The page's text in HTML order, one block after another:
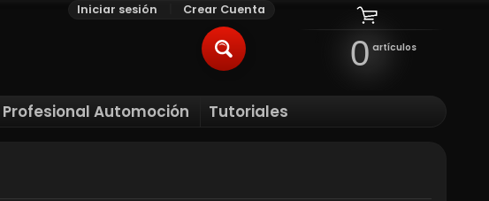
Iniciar sesión Crear Cuenta
0 artículos
MENUCHILD MENU
Profesional Automoción Tutoriales